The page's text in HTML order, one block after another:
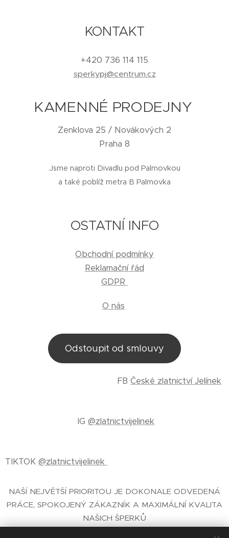
KONTAKT
+420 736 114 115
sperkypj@centrum.cz
KAMENNÉ PRODEJNY
Zenklova 25 / Novákových 2
Praha 8
Jsme naproti Divadlu pod Palmovkou
a také poblíž metra B Palmovka
OSTATNÍ INFO
Obchodní podmínky
Reklamační řád
GDPR
O nás
Odstoupit od smlouvy
FB České zlatnictví Jelínek
IG @zlatnictvijelinek
TIKTOK @zlatnictvijelinek
NAŠÍ NEJVĚTŠÍ PRIORITOU JE DOKONALE ODVEDENÁ
PRÁCE, SPOKOJENÝ ZÁKAZNÍK A MAXIMÁLNÍ KVALITA
NAŠICH ŠPERKŮ